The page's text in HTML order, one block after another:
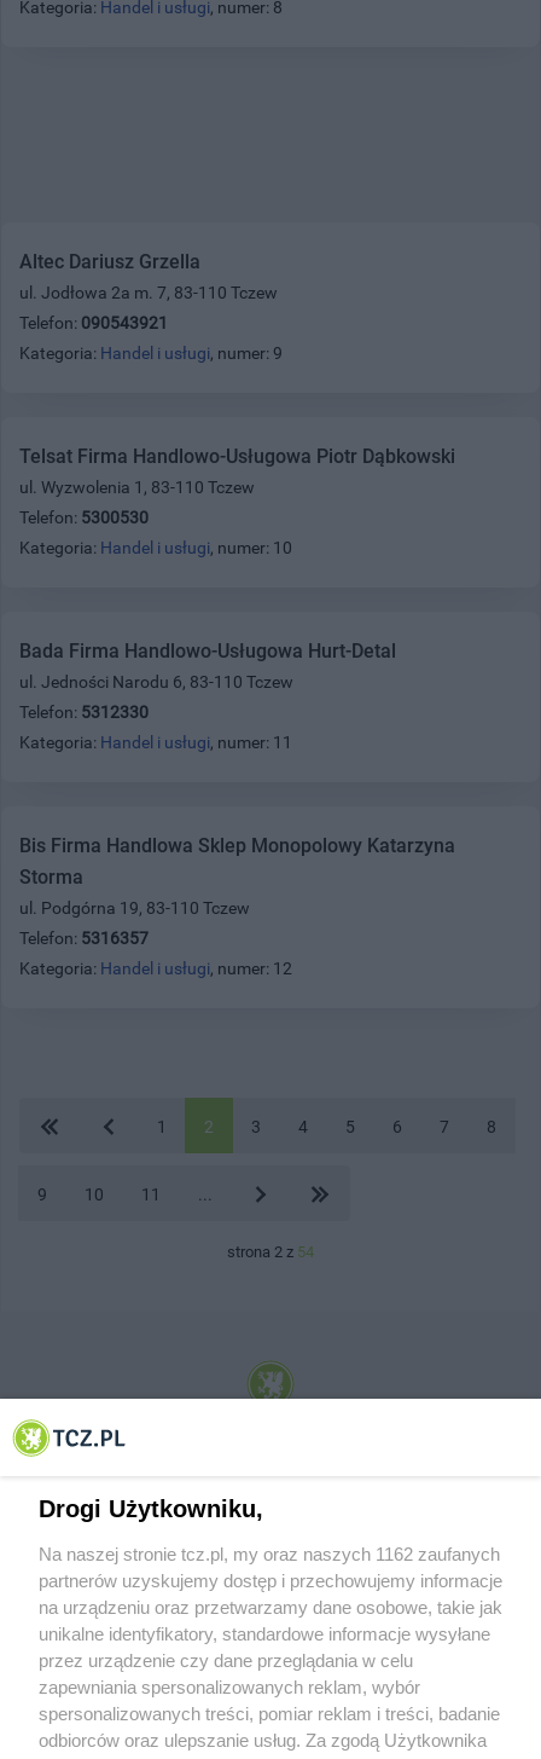
Kategoria: Handel i usługi, numer: 8
Altec Dariusz Grzella
ul. Jodłowa 2a m. 7, 83-110 Tczew
Telefon: 090543921
Kategoria: Handel i usługi, numer: 9
Telsat Firma Handlowo-Usługowa Piotr Dąbkowski
ul. Wyzwolenia 1, 83-110 Tczew
Telefon: 5300530
Kategoria: Handel i usługi, numer: 10
Bada Firma Handlowo-Usługowa Hurt-Detal
ul. Jedności Narodu 6, 83-110 Tczew
Telefon: 5312330
Kategoria: Handel i usługi, numer: 11
Bis Firma Handlowa Sklep Monopolowy Katarzyna
Storma
ul. Podgórna 19, 83-110 Tczew
Telefon: 5316357
Kategoria: Handel i usługi, numer: 12
1 2 3 4 5 6 7 8
9 10 11
strona 2 z 54
© 2001-2026 Tczew - TCZ.PL Sp. z o.o. Internetowy Serwis Informacyjny Miasta
O FIRMIE POLITYKA PRYWATNOŚCI HOSTING
REKLAMA WSPÓŁPRACA RSS FACEBOOK KONTAKT
Drogi Użytkowniku,
Na naszej stronie tcz.pl, my oraz naszych 1162 zaufanych
partnerów uzyskujemy dostęp i przechowujemy informacje
na urządzeniu oraz przetwarzamy dane osobowe, takie jak
unikalne identyfikatory, standardowe informacje wysyłane
przez urządzenie czy dane przeglądania w celu
zapewniania spersonalizowanych reklam, wybór
spersonalizowanych treści, pomiar reklam i treści, badanie
odbiorców oraz ulepszanie usług. Za zgodą Użytkownika